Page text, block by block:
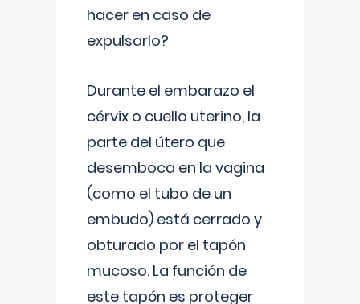
hacer en caso de
expulsarlo?
Durante el embarazo el
cérvix o cuello uterino, la
parte del útero que
desemboca en la vagina
(como el tubo de un
embudo) está cerrado y
obturado por el tapón
mucoso. La función de
este tapón es proteger